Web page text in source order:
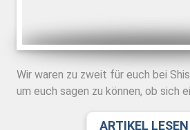
Wir waren zu zweit für euch bei
um euch sagen zu können, ob sich
ARTIKEL LESEN